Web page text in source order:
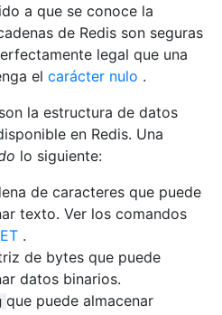
a que se conoce la
de Redis son seguras
legal que una
el carácter nulo .
la estructura de datos
en Redis. Una
lo siguiente:
de caracteres que puede
texto. Ver los comandos
.
de bytes que puede
datos binarios.
que puede almacenar